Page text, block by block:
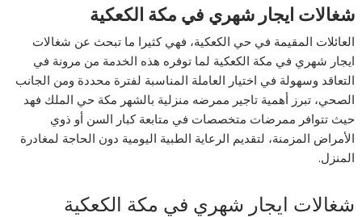
شغالات ايجار شهري في مكة الكعكية
العائلات المقيمة في حي الكعكية، فهي كثيرا ما تبحث عن شغالات
ايجار شهري في مكة الكعكية لما توفره هذه الخدمة من مرونة في
التعاقد وسهولة في اختيار العاملة المناسبة لفترة محددة ومن الجانب
الصحي، تبرز أهمية تاجير ممرضه منزلية بالشهر مكة حي الملك فهد
حيث تتوافر ممرضات متخصصات في متابعة كبار السن أو ذوي
الأمراض المزمنة، لتقديم الرعاية الطبية اليومية دون الحاجة لمغادرة
المنزل.
شغالات ايجار شهري في مكة الكعكية